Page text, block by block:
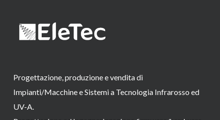
Progettazione, produzione e vendita di
Impianti/Macchine e Sistemi a Tecnologia Infrarosso ed
UV-A.